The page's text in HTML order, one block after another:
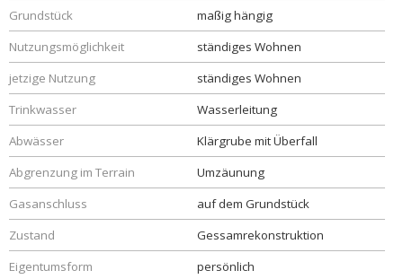
Grundstück
maßig hängig
Nutzungsmöglichkeit
ständiges Wohnen
jetzige Nutzung
ständiges Wohnen
Trinkwasser
Wasserleitung
Abwässer
Klärgrube mit Überfall
Abgrenzung im Terrain
Umzäunung
Gasanschluss
auf dem Grundstück
Zustand
Gessamrekonstruktion
Eigentumsform
persönlich